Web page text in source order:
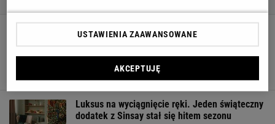
Te dekoracje z polskiej sieciówki wyglądają jak
rękodzieło. A ceny zaczynają się od kilku
LAMPKI LAMPKI CHOINKOWE
Luksus na wyciągnięcie ręki. Jeden świąteczny
dodatek z Sinsay stał się hitem sezonu
USTAWIENIA ZAAWANSOWANE
AKCEPTUJĘ